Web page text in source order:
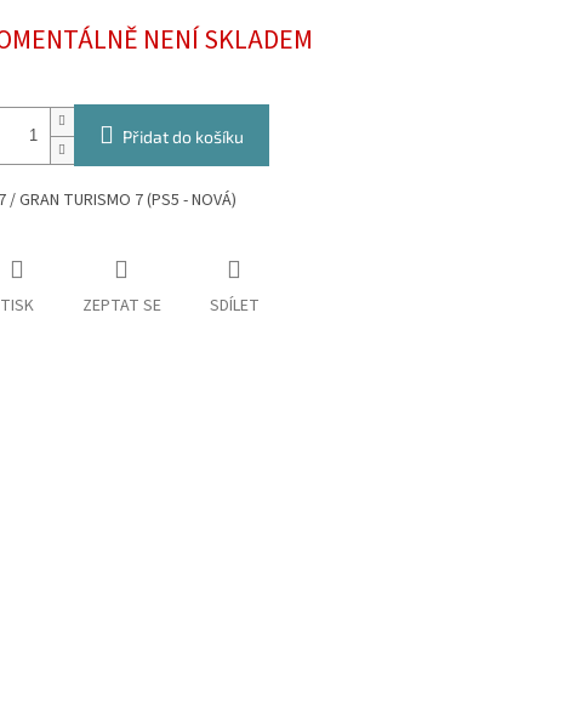
NENÍ SKLADEM
Přidat do košíku
/ GRAN TURISMO 7 (PS5 - NOVÁ)
TISK ZEPTAT SE SDÍLET